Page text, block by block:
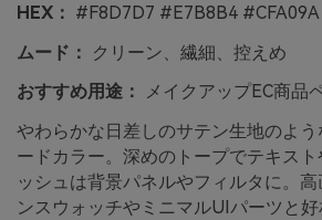
HEX： #F8D7D7 #E7B8B4
ムード：
クリーン、繊細、控えめ
おすすめ用途：
メイクアップEC商品
やわらかな日差しのサテン生地のよ
ードカラー。深めのトープでテキス
ッシュは背景パネルやフィルタに。
ンスウォッチやミニマルUIパーツと